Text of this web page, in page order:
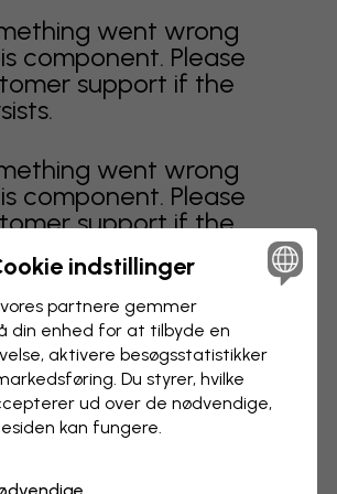
went wrong
component. Please
support if the
went wrong
component. Please
support if the
Viser side 1 af 1 sider
kategorier
indstillinger
partnere gemmer
din enhed for at tilbyde en
aktivere besøgs­statistikker
Du styrer, hvilke
ud over de nødvendige,
kan fungere.